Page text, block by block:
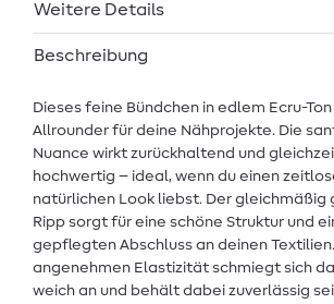
Weitere Details
Beschreibung
Dieses feine Bündchen in edlem Ecru-
Allrounder für deine Nähprojekte. Die
Nuance wirkt zurückhaltend und
hochwertig – ideal, wenn du einen
natürlichen Look liebst. Der gleichmäßig
Ripp sorgt für eine schöne Struktur und
gepflegten Abschluss an deinen
angenehmen Elastizität schmiegt sich
weich an und behält dabei zuverlässig